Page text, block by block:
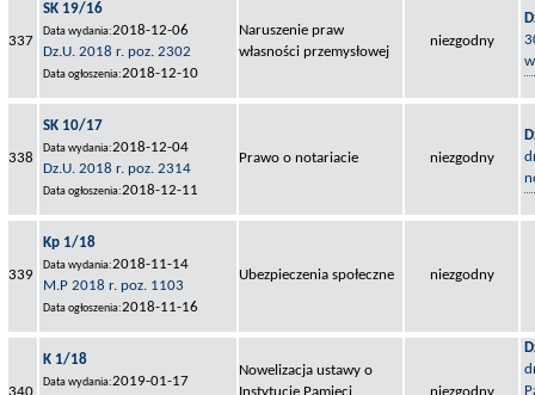
337
SK 19/16
Data wydania:2018-12-06
Dz.U. 2018 r. poz. 2302
Data ogłoszenia:2018-12-10
Naruszenie praw
własności przemysłowej
niezgodny
338
SK 10/17
Data wydania:2018-12-04
Dz.U. 2018 r. poz. 2314
Data ogłoszenia:2018-12-11
Prawo o notariacie niezgodny
339
Kp 1/18
Data wydania:2018-11-14
M.P 2018 r. poz. 1103
Data ogłoszenia:2018-11-16
Ubezpieczenia społeczne niezgodny
K 1/18
Data wydania:2019-01-17
Nowelizacja ustawy o